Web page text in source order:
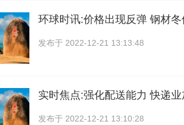
环球时讯:价格出现反弹 钢材
发布于 2022-12-21 13:13:48
实时焦点:强化配送能力 快递
发布于 2022-12-21 13:10:28